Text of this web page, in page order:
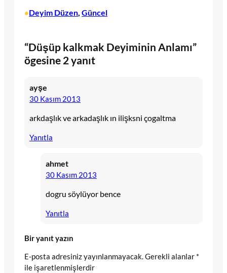
•Deyim Düzen Güncel
“Düşüp kalkmak Deyiminin Anlamı”
ögesine 2 yanıt
ayşe
30 Kasım 2013
arkdaşlık ve arkadaşlık ın ilişksni çogaltma
Yanıtla
ahmet
30 Kasım 2013
dogru söylüyor bence
Yanıtla
Bir yanıt yazın
E-posta adresiniz yayınlanmayacak.Gerekli alanlar *
ile işaretlenmişlerdir